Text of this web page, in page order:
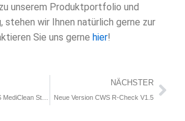
unserem Produktportfolio und
stehen wir Ihnen natürlich gerne zur
Sie uns gernehier!
NÄCHSTER
Neue Version CWS R-Check V1.5